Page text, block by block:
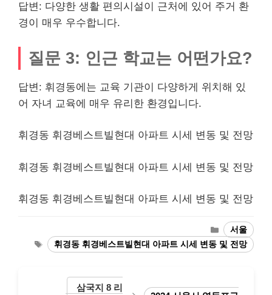
답변: 다양한 생활 편의시설이 근처에 있어 주거 환
경이 매우 우수합니다.
질문 3: 인근 학교는 어떤가요?
답변: 휘경동에는 교육 기관이 다양하게 위치해 있
어 자녀 교육에 매우 유리한 환경입니다.
휘경동 휘경베스트빌현대 아파트 시세 변동 및 전망
휘경동 휘경베스트빌현대 아파트 시세 변동 및 전망
휘경동 휘경베스트빌현대 아파트 시세 변동 및 전망
Categories
서울
Tags휘경동 휘경베스트빌현대 아파트 시세 변동 및 전망
삼국지 8 리